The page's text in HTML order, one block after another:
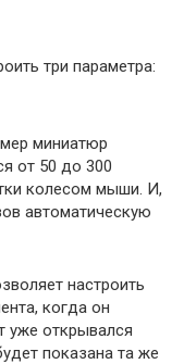
три параметра:
миниатюр
от 50 до 300
колесом мыши. И,
автоматическую
настроить
когда он
уже открывался
показана та же